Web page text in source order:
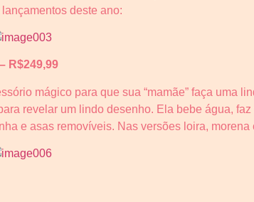
deste ano:
R$249,99
mágico para que sua “mamãe” faça uma
revelar um lindo desenho. Ela bebe água,
e asas removíveis. Nas versões loira, morena